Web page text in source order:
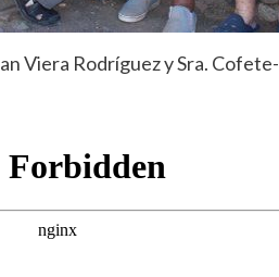
Viera Rodríguez y Sra. Cofete-